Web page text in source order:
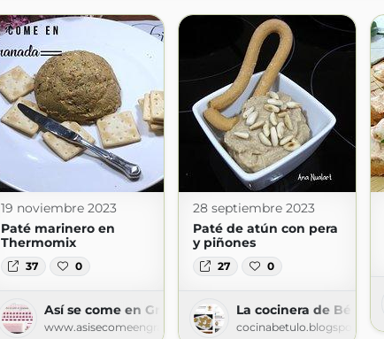
19 noviembre 2023
Paté marinero en
Thermomix
37 0
Así se come en Granada
www.asisecomeengranada.com
28 septiembre 2023
Paté de atún con pera
y piñones
27 0
La cocinera de Bétulo
cocinabetulo.blogspot.com